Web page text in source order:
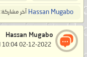
Hassan Mugabo آخر مشاركة: 12-12-2022,
Hassan Mugabo